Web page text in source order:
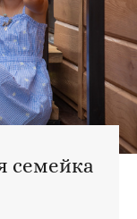
семейка